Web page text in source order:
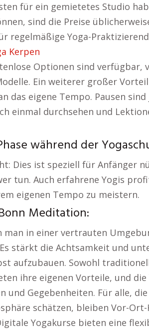
für ein gemietetes Studio
sind die Preise
regelmäßige Yoga-
Kerpen
Optionen sind verfügbar,
Ein weiterer großer
das eigene Tempo. Pausen
einmal durchsehen und
während der
Dies ist speziell für Anfänger
tun. Auch erfahrene Yogis
eigenen Tempo zu meistern.
Meditation:
man in einer vertrauten
stärkt die Achtsamkeit und
aufzubauen. Sowohl
ihre eigenen Vorteile, und
und Gegebenheiten. Für alle,
schätzen, bleiben Vor-Ort-
Yogakurse bieten eine